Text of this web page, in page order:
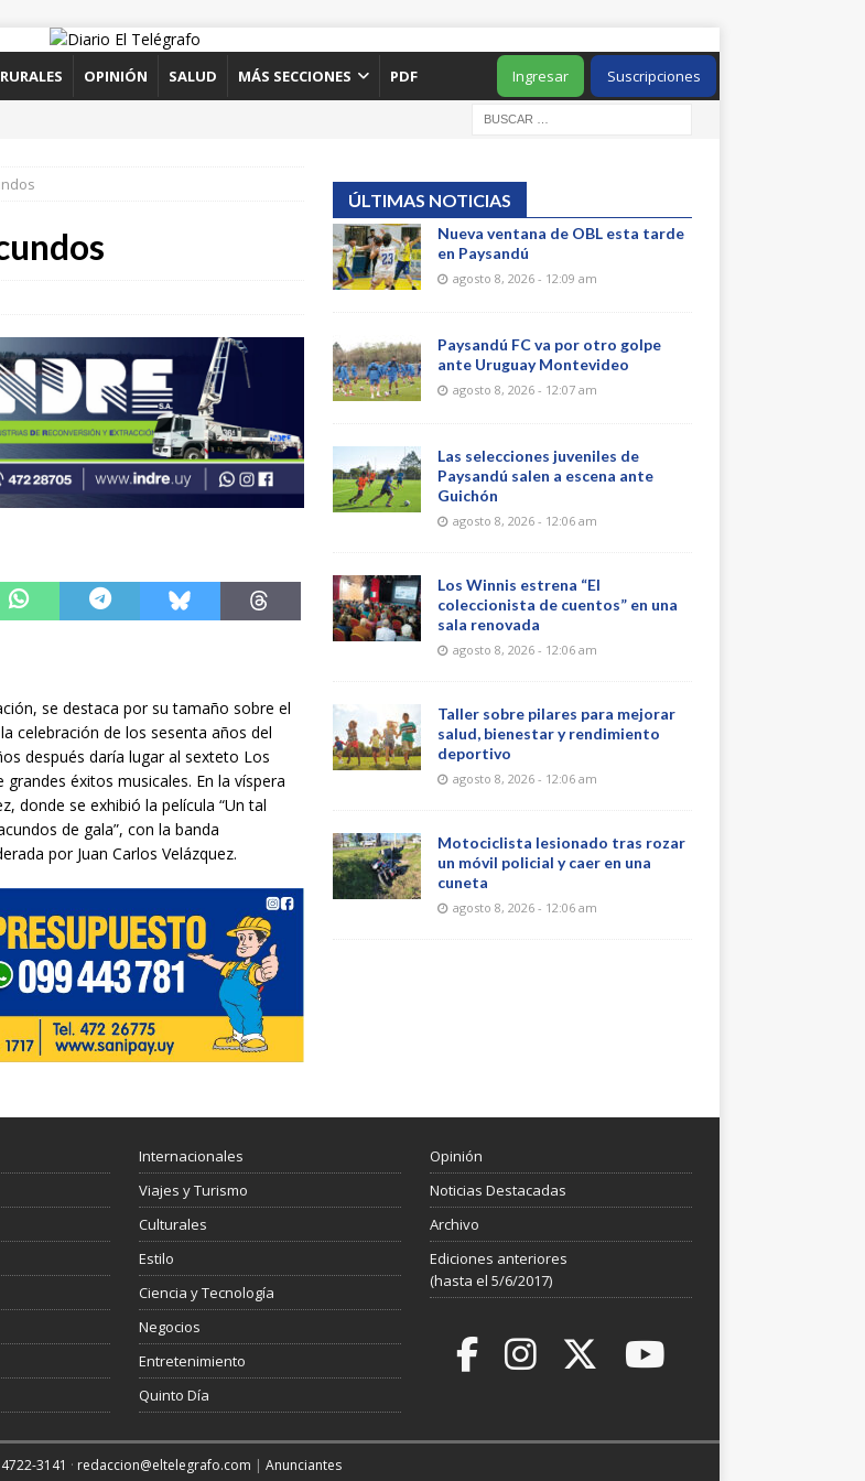
RURALES OPINIÓN SALUD MÁS SECCIONES PDF Suscripciones
Ingresar
se destaca por su tamaño sobre el
celebración de los sesenta años del
después daría lugar al sexteto Los
éxitos musicales. En la víspera
donde se exhibió la película “Un tal
de gala”, con la banda
por Juan Carlos Velázquez.
ÚLTIMAS NOTICIAS
Nueva ventana de OBL esta tarde
en Paysandú
agosto 8, 2026 - 12:09 am
Paysandú FC va por otro golpe
ante Uruguay Montevideo
agosto 8, 2026 - 12:07 am
Las selecciones juveniles de
Paysandú salen a escena ante
Guichón
agosto 8, 2026 - 12:06 am
Los Winnis estrena “El
coleccionista de cuentos” en una
sala renovada
agosto 8, 2026 - 12:06 am
Taller sobre pilares para mejorar
salud, bienestar y rendimiento
deportivo
agosto 8, 2026 - 12:06 am
Motociclista lesionado tras rozar
un móvil policial y caer en una
cuneta
agosto 8, 2026 - 12:06 am
Internacionales
Viajes y Turismo
Culturales
Estilo
Ciencia y Tecnología
Negocios
Entretenimiento
Quinto Día
Opinión
Noticias Destacadas
Archivo
Ediciones anteriores
(hasta el 5/6/2017)
3141 · redaccion@eltelegrafo.com | Anunciantes